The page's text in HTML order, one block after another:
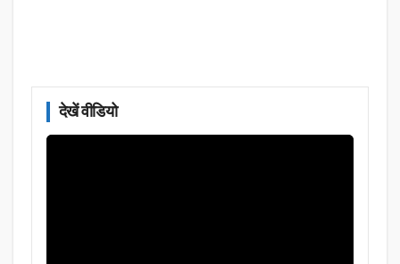
देखें वीडियो